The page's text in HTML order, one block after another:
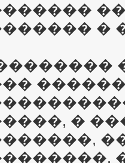
�
��������
�